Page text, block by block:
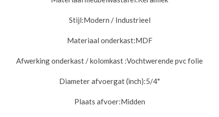
Stijl:Modern / Industrieel
Materiaal onderkast:MDF
Afwerking onderkast / kolomkast :Vochtwerende pvc folie
Diameter afvoergat (inch):5/4"
Plaats afvoer:Midden